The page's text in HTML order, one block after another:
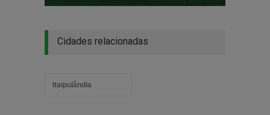
Cidades relacionadas
Itaipulândia